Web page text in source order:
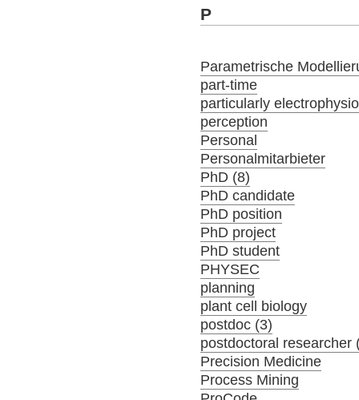
P
Parametrische
part-time
particularly
perception
Personal
Personalmitarbieter
PhD (8)
PhD candidate
PhD position
PhD project
PhD student
PHYSEC
planning
plant cell biology
postdoc (3)
postdoctoral researcher
Precision Medicine
Process Mining